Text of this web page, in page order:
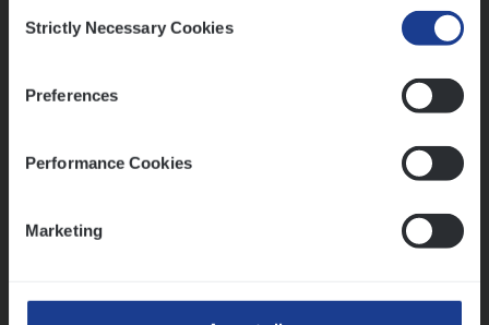
Selection
Strictly Necessary Cookies
Preferences
Performance Cookies
Marketing